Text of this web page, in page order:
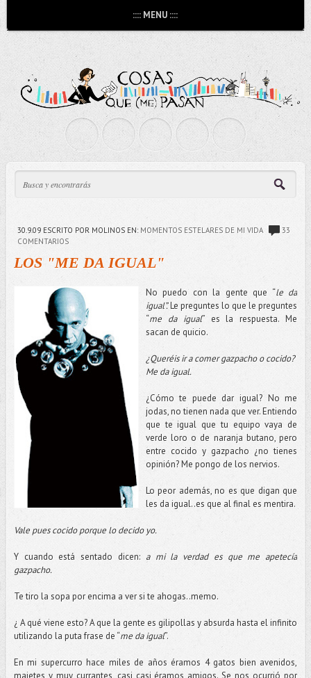
:::: MENU ::::
30.9.09ESCRITO POR MOLINOS EN: MOMENTOS ESTELARES DE MI VIDA
33
COMENTARIOS
LOS "ME DA IGUAL"
No puedo con la gente que “le da
igual”.Le preguntes lo que le preguntes
“me da igual” es la respuesta. Me
sacan de quicio.
¿Queréis ir a comer gazpacho o cocido?
Me da igual.
¿Cómo te puede dar igual? No me
jodas, no tienen nada que ver. Entiendo
que te igual que tu equipo vaya de
verde loro o de naranja butano, pero
entre cocido y gazpacho ¿no tienes
opinión? Me pongo de los nervios.
Lo peor además, no es que digan que
les da igual..es que al final es mentira.
Vale pues cocido porque lo decido yo.
Y cuando está sentado dicen: a mi la verdad es que me apetecía
gazpacho.
Te tiro la sopa por encima a ver si te ahogas..memo.
¿ A qué viene esto? A que la gente es gilipollas y absurda hasta el infinito
utilizando la puta frase de “me da igual”.
En mi supercurro hace miles de años éramos 4 gatos bien avenidos,